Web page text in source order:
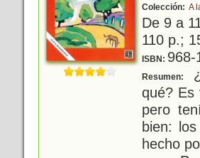
Colección: A
De 9 a
110 p.;
ISBN: 968-
Resumen:
qué? Es
pero
bien:
hecho